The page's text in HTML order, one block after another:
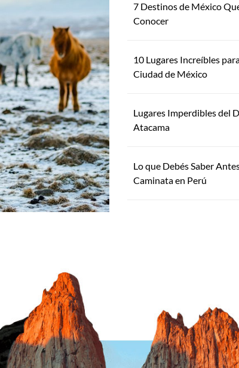
7 Destinos de México
Conocer
10 Lugares Increíbles
Ciudad de México
Lugares Imperdibles del
Atacama
Lo que Debés Saber
Caminata en Perú